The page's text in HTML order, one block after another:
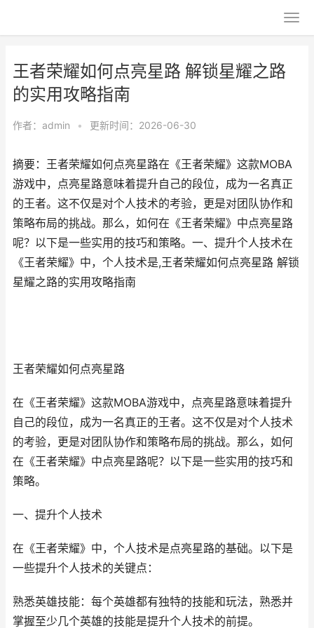
王者荣耀如何点亮星路 解锁星耀之路
的实用攻略指南
作者： admin • 更新时间：2026-06-30
摘要：王者荣耀如何点亮星路在《王者荣耀》这款MOBA
游戏中，点亮星路意味着提升自己的段位，成为一名真正
的王者。这不仅是对个人技术的考验，更是对团队协作和
策略布局的挑战。那么，如何在《王者荣耀》中点亮星路
呢？以下是一些实用的技巧和策略。一、提升个人技术在
《王者荣耀》中，个人技术是,王者荣耀如何点亮星路 解锁
星耀之路的实用攻略指南
王者荣耀如何点亮星路
在《王者荣耀》这款MOBA游戏中，点亮星路意味着提升
自己的段位，成为一名真正的王者。这不仅是对个人技术
的考验，更是对团队协作和策略布局的挑战。那么，如何
在《王者荣耀》中点亮星路呢？以下是一些实用的技巧和
策略。
一、提升个人技术
在《王者荣耀》中，个人技术是点亮星路的基础。以下是
一些提升个人技术的关键点：
熟悉英雄技能：每个英雄都有独特的技能和玩法，熟悉并
掌握至少几个英雄的技能是提升个人技术的前提。